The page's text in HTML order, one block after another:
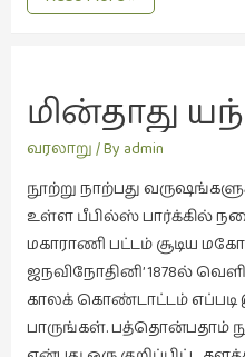
இன்னொரு
உலக
இலக்கியப்
பேருரைகள்
எனக்குப்
பிடித்த
சிறை
மின்தாது
வினோதம்
வரலாறு/ By admin
நூற்று நாற்பது
உள்ள பீபில்ஸ் பார்க்கில்
மகாராணி பட்டம் சூடிய
ஜநவிநோதினி’ 1878ல்
காலக் கொண்டாட்டம் எப்படி
பாருங்கள். பத்தொன்பதாம்